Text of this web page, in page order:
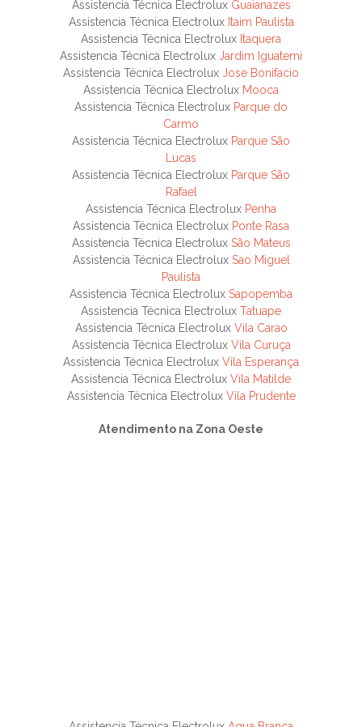
Assistencia Técnica Electrolux Guaianazes
Assistencia Técnica Electrolux Itaim Paulista
Assistencia Técnica Electrolux Itaquera
Assistencia Técnica Electrolux Jardim Iguatemi
Assistencia Técnica Electrolux Jose Bonifacio
Assistencia Técnica Electrolux Mooca
Assistencia Técnica Electrolux Parque do
Carmo
Assistencia Técnica Electrolux Parque São
Lucas
Assistencia Técnica Electrolux Parque São
Rafael
Assistencia Técnica Electrolux Penha
Assistencia Técnica Electrolux Ponte Rasa
Assistencia Técnica Electrolux São Mateus
Assistencia Técnica Electrolux Sao Miguel
Paulista
Assistencia Técnica Electrolux Sapopemba
Assistencia Técnica Electrolux Tatuape
Assistencia Técnica Electrolux Vila Carao
Assistencia Técnica Electrolux Vila Curuça
Assistencia Técnica Electrolux Vila Esperança
Assistencia Técnica Electrolux Vila Matilde
Assistencia Técnica Electrolux Vila Prudente
Atendimento na Zona Oeste